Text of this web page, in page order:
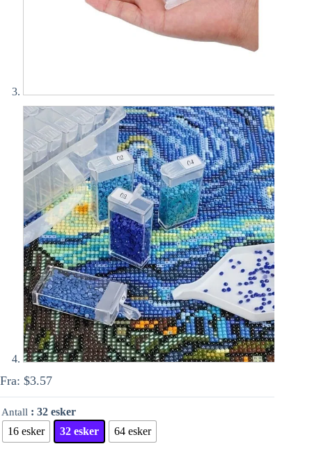
Fra: $3.57
Antall : 32 esker
16 esker
32 esker 64 esker